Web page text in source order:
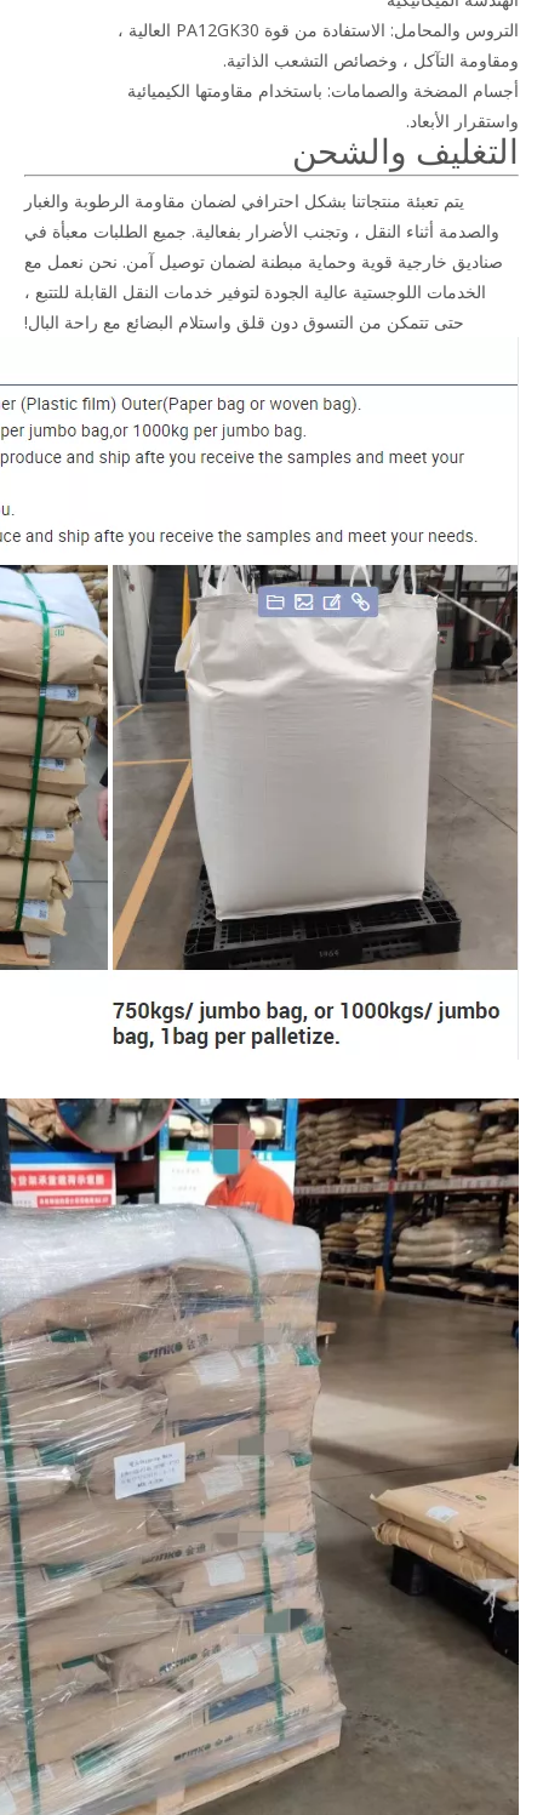
التروس والمحامل: الاستفادة من قوة PA12GK30 العالية ،
ومقاومة التآكل ، وخصائص التشعب الذاتية.
أجسام المضخة والصمامات: باستخدام مقاومتها الكيميائية
واستقرار الأبعاد.
التغليف والشحن
يتم تعبئة منتجاتنا بشكل احترافي لضمان مقاومة الرطوبة والغبار
والصدمة أثناء النقل ، وتجنب الأضرار بفعالية. جميع الطلبات معبأة في
صناديق خارجية قوية وحماية مبطنة لضمان توصيل آمن. نحن نعمل مع
الخدمات اللوجستية عالية الجودة لتوفير خدمات النقل القابلة للتتبع ،
حتى تتمكن من التسوق دون قلق واستلام البضائع مع راحة البال!